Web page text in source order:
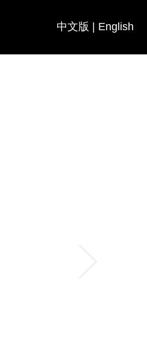
中文版 English